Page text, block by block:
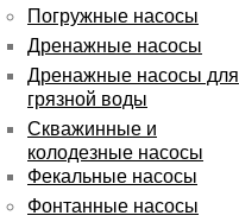
Погружные насосы
Дренажные насосы
Дренажные насосы для
грязной воды
Скважинные и
колодезные насосы
Фекальные насосы
Фонтанные насосы